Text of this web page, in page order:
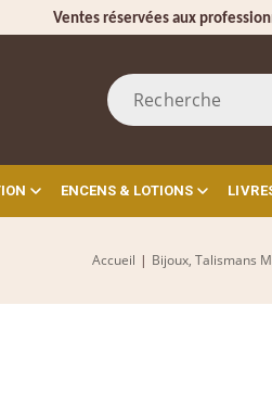
Ventes réservées aux
ENCENS & LOTIONS
Accueil | Bijoux, Talismans